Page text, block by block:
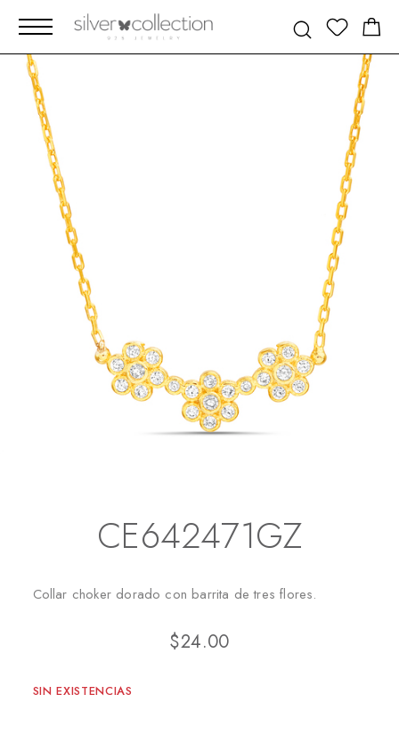
CE642471GZ
Collar choker dorado con barrita de tres flores.
$24.00
SIN EXISTENCIAS